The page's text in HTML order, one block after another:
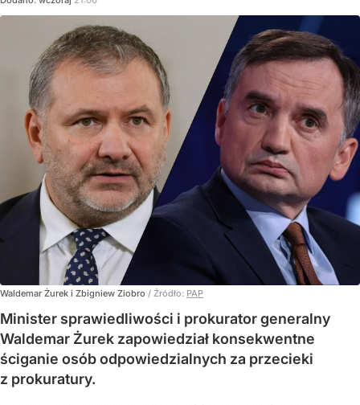
Waldemar Żurek i Zbigniew Ziobro / Źródło: PAP
Minister sprawiedliwości i prokurator generalny
Waldemar Żurek zapowiedział konsekwentne
ściganie osób odpowiedzialnych za przecieki
z prokuratury.